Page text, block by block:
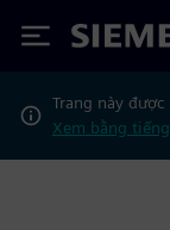
Siemens
Trang này
Xem bằng